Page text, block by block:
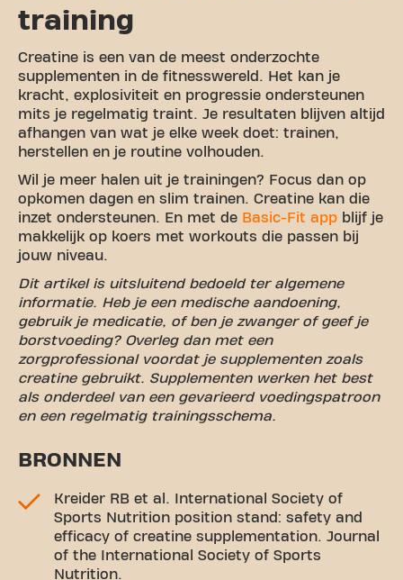
training
Creatine is een van de meest onderzochte
supplementen in de fitnesswereld. Het kan je
kracht, explosiviteit en progressie ondersteunen
mits je regelmatig traint. Je resultaten blijven altijd
afhangen van wat je elke week doet: trainen,
herstellen en je routine volhouden.
Wil je meer halen uit je trainingen? Focus dan op
opkomen dagen en slim trainen. Creatine kan die
inzet ondersteunen. En met de Basic-Fit app blijf je
makkelijk op koers met workouts die passen bij
jouw niveau.
Dit artikel is uitsluitend bedoeld ter algemene
informatie. Heb je een medische aandoening,
gebruik je medicatie, of ben je zwanger of geef je
borstvoeding? Overleg dan met een
zorgprofessional voordat je supplementen zoals
creatine gebruikt. Supplementen werken het best
als onderdeel van een gevarieerd voedingspatroon
en een regelmatig trainingsschema.
BRONNEN
Kreider RB et al. International Society of
Sports Nutrition position stand: safety and
efficacy of creatine supplementation. Journal
of the International Society of Sports
Nutrition.